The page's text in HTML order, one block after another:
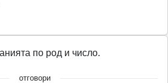
по род и число.
отговори